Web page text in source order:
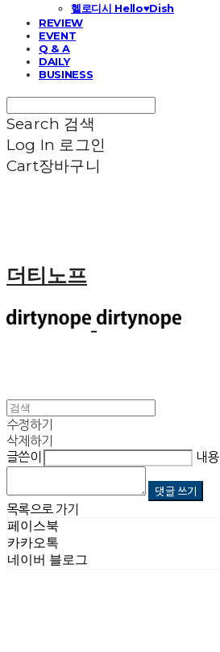
헬로디시 Hello♥Dish
REVIEW
EVENT
Q & A
DAILY
BUSINESS
Search 검색
Log In 로그인
Cart장바구니
더티노프
수정하기
삭제하기
글쓴이
내용
댓글 쓰기
목록으로 가기
페이스북
카카오톡
네이버 블로그